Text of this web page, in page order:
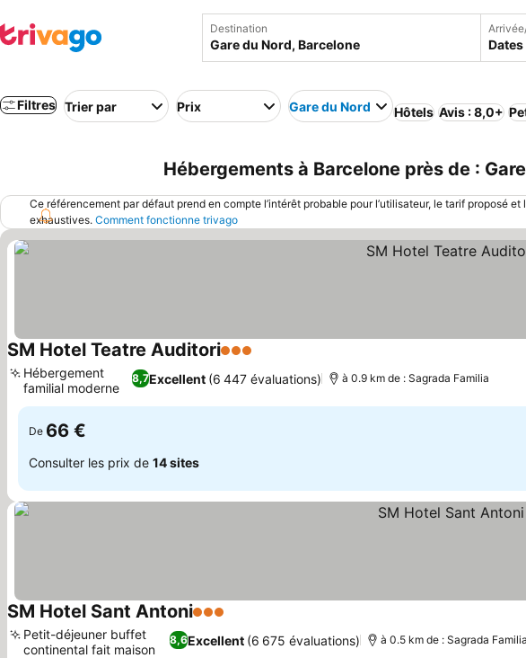
Destination
Dates
Filtres Trier par Prix Gare du Nord Hôtels Avis : 8,0+
Hébergements à Barcelone près de :
Ce référencement par défaut prend en compte l’intérêt probable pour l’utilisateur, le tarif proposé
exhaustives. Comment fonctionne trivago
SM Hotel Teatre Auditori3 Étoiles
8,7Excellent (6 447 évaluations)
Hébergement
familial moderne
à 0.9 km de : Sagrada Familia
De 66 €
Consulter les prix de 14 sites
SM Hotel Sant Antoni3 Étoiles
8,6Excellent (6 675 évaluations)
Petit-déjeuner buffet
continental fait maison
à 0.5 km de : Sagrada Familia